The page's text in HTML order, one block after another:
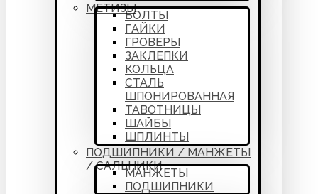
МЕТИЗЫ
БОЛТЫ
ГАЙКИ
ГРОВЕРЫ
ЗАКЛЕПКИ
КОЛЬЦА
СТАЛЬ
ШПОНИРОВАННАЯ
ТАВОТНИЦЫ
ШАЙБЫ
ШПЛИНТЫ
ПОДШИПНИКИ / МАНЖЕТЫ
/ САЛЬНИКИ
МАНЖЕТЫ
ПОДШИПНИКИ